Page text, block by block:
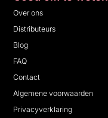
Over ons
Distributeurs
Blog
FAQ
Contact
Algemene voorwaarden
Privacyverklaring